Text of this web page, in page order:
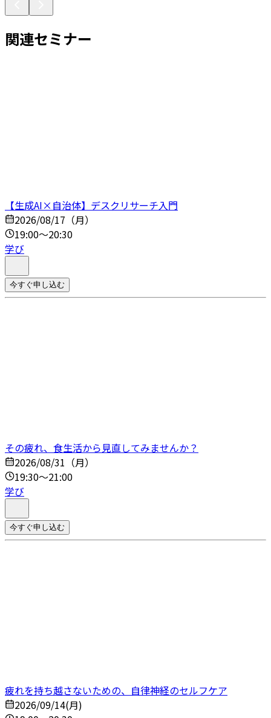
関連セミナー
【生成AI×自治体】デスクリサーチ入門
2026/08/17（月）
19:00～20:30
学び
今すぐ申し込む
その疲れ、食生活から見直してみませんか？
2026/08/31（月）
19:30～21:00
学び
今すぐ申し込む
疲れを持ち越さないための、自律神経のセルフケア
2026/09/14(月)